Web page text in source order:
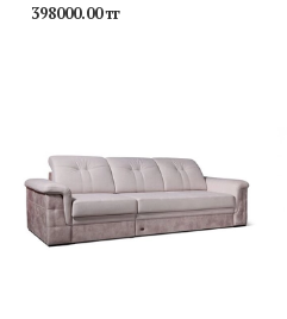
398000.00 тг